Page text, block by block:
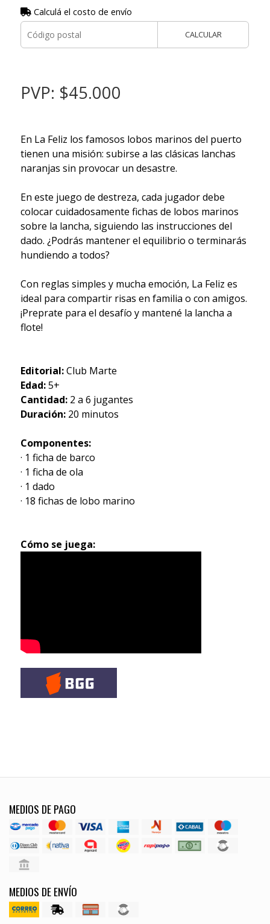
Calculá el costo de envío
CALCULAR
PVP: $45.000
En La Feliz los famosos lobos marinos del puerto
tienen una misión: subirse a las clásicas lanchas
naranjas sin provocar un desastre.
En este juego de destreza, cada jugador debe
colocar cuidadosamente fichas de lobos marinos
sobre la lancha, siguiendo las instrucciones del
dado. ¿Podrás mantener el equilibrio o terminarás
hundiendo a todos?
Con reglas simples y mucha emoción, La Feliz es
ideal para compartir risas en familia o con amigos.
¡Preprate para el desafío y mantené la lancha a
flote!
Editorial: Club Marte
Edad:5+
Cantidad: 2 a 6 jugantes
Duración:20 minutos
Componentes:
· 1 ficha de barco
· 1 ficha de ola
· 1 dado
· 18 fichas de lobo marino
Cómo se juega:
MEDIOS DE PAGO
MEDIOS DE ENVÍO